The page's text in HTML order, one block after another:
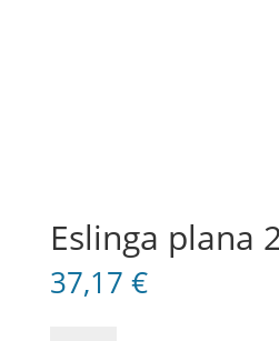
Eslinga plana
37,17 €